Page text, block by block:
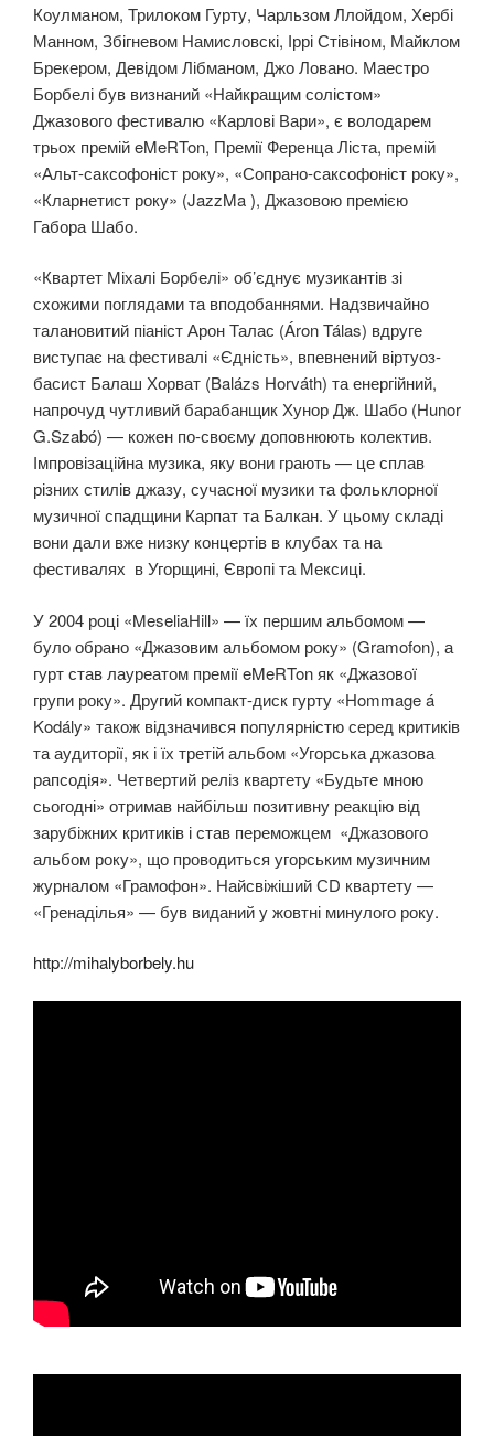
Коулманом, Трилоком Гурту, Чарльзом Ллойдом, Хербі
Манном, Збігневом Намисловскі, Іррі Стівіном, Майклом
Брекером, Девідом Лібманом, Джо Ловано. Маестро
Борбелі був визнаний «Найкращим солістом»
Джазового фестивалю «Карлові Вари», є володарем
трьох премій eMeRTon, Премії Ференца Ліста, премій
«Альт-саксофоніст року», «Сопрано-саксофоніст року»,
«Кларнетист року» (JazzMa ), Джазовою премією
Габора Шабо.
«Квартет Міхалі Борбелі» об’єднує музикантів зі
схожими поглядами та вподобаннями. Надзвичайно
талановитий піаніст Арон Талас (Áron Tálas) вдруге
виступає на фестивалі «Єдність», впевнений віртуоз-
басист Балаш Хорват (Balázs Horváth) та енергійний,
напрочуд чутливий барабанщик Хунор Дж. Шабо (Hunor
G.Szabó) — кожен по-своєму доповнюють колектив.
Імпровізаційна музика, яку вони грають — це сплав
різних стилів джазу, сучасної музики та фольклорної
музичної спадщини Карпат та Балкан. У цьому складі
вони дали вже низку концертів в клубах та на
фестивалях в Угорщині, Європі та Мексиці.
У 2004 році «MeseliaHill» — їх першим альбомом —
було обрано «Джазовим альбомом року» (Gramofon), а
гурт став лауреатом премії eMeRTon як «Джазової
групи року». Другий компакт-диск гурту «Hommage á
Kodály» також відзначився популярністю серед критиків
та аудиторії, як і їх третій альбом «Угорська джазова
рапсодія». Четвертий реліз квартету «Будьте мною
сьогодні» отримав найбільш позитивну реакцію від
зарубіжних критиків і став переможцем «Джазового
альбом року», що проводиться угорським музичним
журналом «Грамофон». Найсвіжіший СD квартету —
«Гренаділья» — був виданий у жовтні минулого року.
http://mihalyborbely.hu